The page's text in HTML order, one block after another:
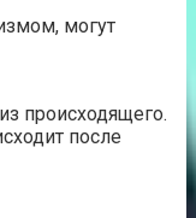
могут
происходящего.
после